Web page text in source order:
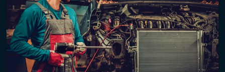
i
s
t
a
i